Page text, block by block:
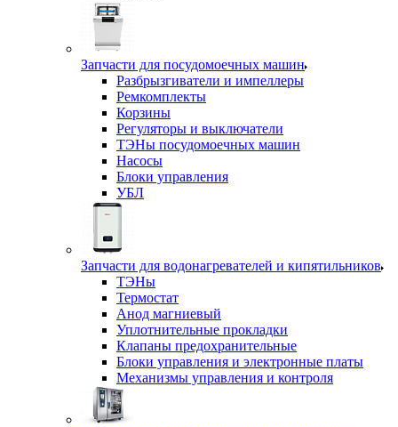
Запчасти для посудомоечных машин
Разбрызгиватели и импеллеры
Ремкомплекты
Корзины
Регуляторы и выключатели
ТЭНы посудомоечных машин
Насосы
Блоки управления
УБЛ
Запчасти для водонагревателей и кипятильников
ТЭНы
Термостат
Анод магниевый
Уплотнительные прокладки
Клапаны предохранительные
Блоки управления и электронные платы
Механизмы управления и контроля